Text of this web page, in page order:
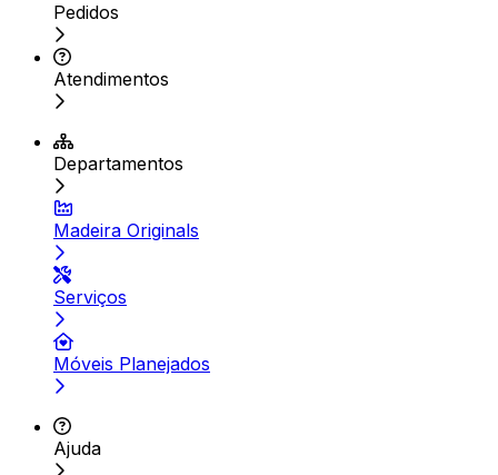
Pedidos
Atendimentos
Departamentos
Madeira Originals
Serviços
Móveis Planejados
Ajuda